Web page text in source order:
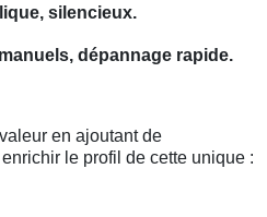
silencieux.
dépannage rapide.
en ajoutant de
le profil de cette unique :